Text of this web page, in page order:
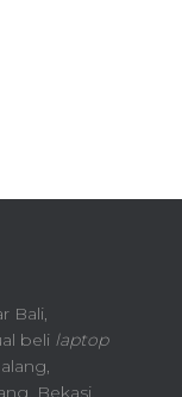
Bali,
beli laptop
Bekasi,